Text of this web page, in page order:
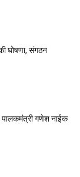
घोषणा, संगठन
पालकमंत्री गणेश नाईक